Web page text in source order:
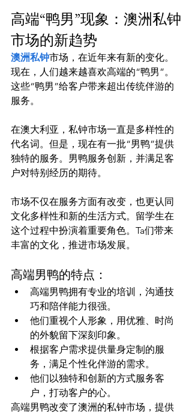
高端“鸭男”现象：澳洲私钟
市场的新趋势
澳洲私钟市场，在近年来有新的变化。
现在，人们越来越喜欢高端的“鸭男”。
这些“鸭男”给客户带来超出传统伴游的
服务。
在澳大利亚，私钟市场一直是多样性的
代名词。但是，现在有一批“男鸭”提供
独特的服务。男鸭服务创新，并满足客
户对特别经历的期待。
市场不仅在服务方面有改变，也更认同
文化多样性和新的生活方式。留学生在
这个过程中扮演着重要角色。Ta们带来
高端男鸭的特点：
高端男鸭拥有专业的培训，沟通技
巧和陪伴能力很强。
他们重视个人形象，用优雅、时尚
的外貌留下深刻印象。
根据客户需求提供量身定制的服
务，满足个性化伴游的需求。
他们以独特和创新的方式服务客
户，打动客户的心。
高端男鸭改变了澳洲的私钟市场，提供